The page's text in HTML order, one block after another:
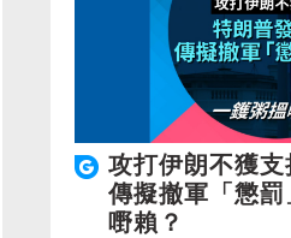
攻打伊朗不獲
傳擬撤軍「懲
嘢賴？